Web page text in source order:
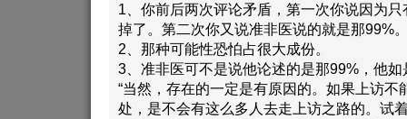
1、你前后两次评论矛盾，第一次你说因为
掉了。第二次你又说准非医说的就是那99%
2、那种可能性恐怕占很大成份。
3、准非医可不是说他论述的是那99%，他如
“当然，存在的一定是有原因的。如果上访不
处，是不会有这么多人去走上访之路的。试